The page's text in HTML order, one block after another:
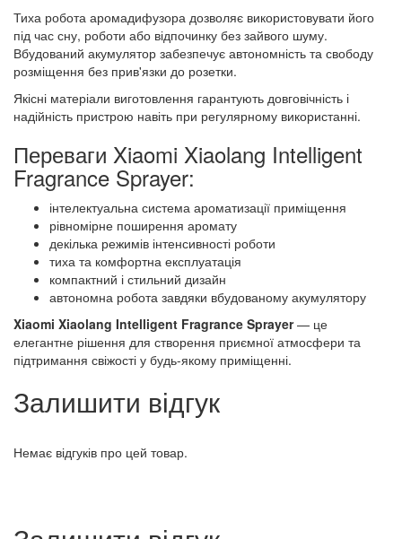
Тиха робота аромадифузора дозволяє використовувати його
під час сну, роботи або відпочинку без зайвого шуму.
Вбудований акумулятор забезпечує автономність та свободу
розміщення без прив'язки до розетки.
Якісні матеріали виготовлення гарантують довговічність і
надійність пристрою навіть при регулярному використанні.
Переваги Xiaomi Xiaolang Intelligent
Fragrance Sprayer:
інтелектуальна система ароматизації приміщення
рівномірне поширення аромату
декілька режимів інтенсивності роботи
тиха та комфортна експлуатація
компактний і стильний дизайн
автономна робота завдяки вбудованому акумулятору
Xiaomi Xiaolang Intelligent Fragrance Sprayer— це
елегантне рішення для створення приємної атмосфери та
підтримання свіжості у будь-якому приміщенні.
Залишити відгук
Немає відгуків про цей товар.